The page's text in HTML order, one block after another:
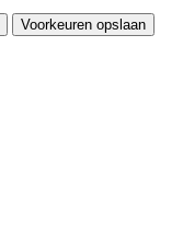
Voorkeuren opslaan